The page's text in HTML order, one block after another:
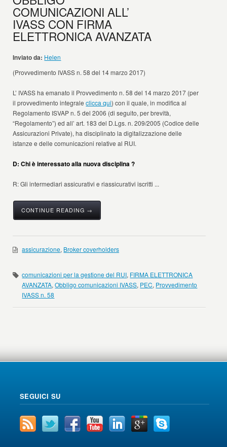
COMUNICAZIONI ALL’
IVASS CON FIRMA
ELETTRONICA AVANZATA
Inviato da: Helen
(Provvedimento IVASS n. 58 del 14 marzo 2017)
L’ IVASS ha emanato il Provvedimento n. 58 del 14 marzo 2017 (per
il provvedimento integraleclicca qui) con il quale, in modifica al
Regolamento ISVAP n. 5 del 2006 (di seguito, per brevità,
“Regolamento”) ed all’ art. 183 del D.Lgs. n. 209/2005 (Codice delle
Assicurazioni Private), ha disciplinato la digitalizzazione delle
istanze e delle comunicazioni relative al RUI.
D: Chi è interessato alla nuova disciplina ?
R: Gli intermediari assicurativi e riassicurativi iscritti ...
CONTINUE READING →
assicurazione, Broker coverholders
comunicazioni per la gestione del RUI, FIRMA ELETTRONICA
AVANZATA,Obbligo comunicazioni IVASS, PEC, Provvedimento
IVASS n. 58
SEGUICI SU